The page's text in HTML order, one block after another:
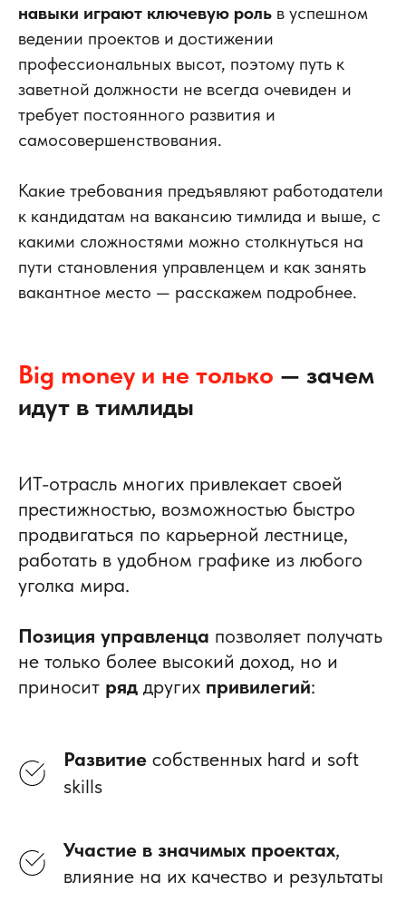
навыки играют ключевую роль в успешном
ведении проектов и достижении
профессиональных высот, поэтому путь к
заветной должности не всегда очевиден и
требует постоянного развития и
самосовершенствования.
Какие требования предъявляют работодатели
к кандидатам на вакансию тимлида и выше, с
какими сложностями можно столкнуться на
пути становления управленцем и как занять
вакантное место — расскажем подробнее.
Big money и не только — зачем
идут в тимлиды
ИТ-отрасль многих привлекает своей
престижностью, возможностью быстро
продвигаться по карьерной лестнице,
работать в удобном графике из любого
уголка мира.
Позиция управленца позволяет получать
не только более высокий доход, но и
приносит ряд других привилегий:
Развитие собственных hard и soft
skills
Участие в значимых проектах,
влияние на их качество и результаты